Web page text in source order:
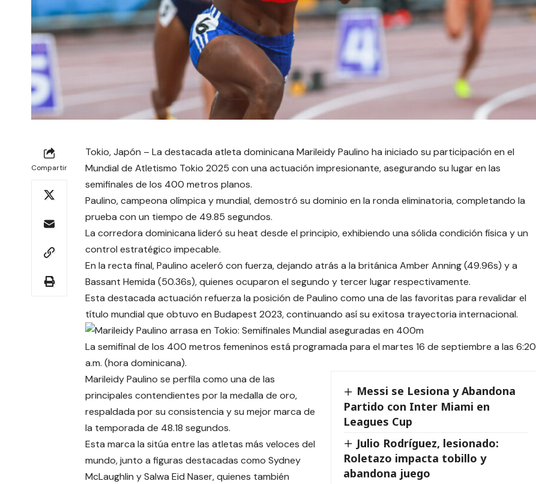
Compartir
Tokio, Japón – La destacada atleta dominicana Marileidy Paulino ha iniciado su participación en el
Mundial de Atletismo Tokio 2025 con una actuación impresionante, asegurando su lugar en las
semifinales de los 400 metros planos.
Paulino, campeona olímpica y mundial, demostró su dominio en la ronda eliminatoria, completando la
prueba con un tiempo de 49.85 segundos.
La corredora dominicana lideró su heat desde el principio, exhibiendo una sólida condición física y un
control estratégico impecable.
En la recta final, Paulino aceleró con fuerza, dejando atrás a la británica Amber Anning (49.96s) y a
Bassant Hemida (50.36s), quienes ocuparon el segundo y tercer lugar respectivamente.
Esta destacada actuación refuerza la posición de Paulino como una de las favoritas para revalidar el
título mundial que obtuvo en Budapest 2023, continuando así su exitosa trayectoria internacional.
La semifinal de los 400 metros femeninos está programada para el martes 16 de septiembre a las 6:20
a.m. (hora dominicana).
Messi se Lesiona y Abandona
Partido con Inter Miami en
Leagues Cup
Julio Rodríguez, lesionado:
Roletazo impacta tobillo y
abandona juego
Marileidy Paulino se perfila como una de las
principales contendientes por la medalla de oro,
respaldada por su consistencia y su mejor marca de
la temporada de 48.18 segundos.
Esta marca la sitúa entre las atletas más veloces del
mundo, junto a figuras destacadas como Sydney
McLaughlin y Salwa Eid Naser, quienes también